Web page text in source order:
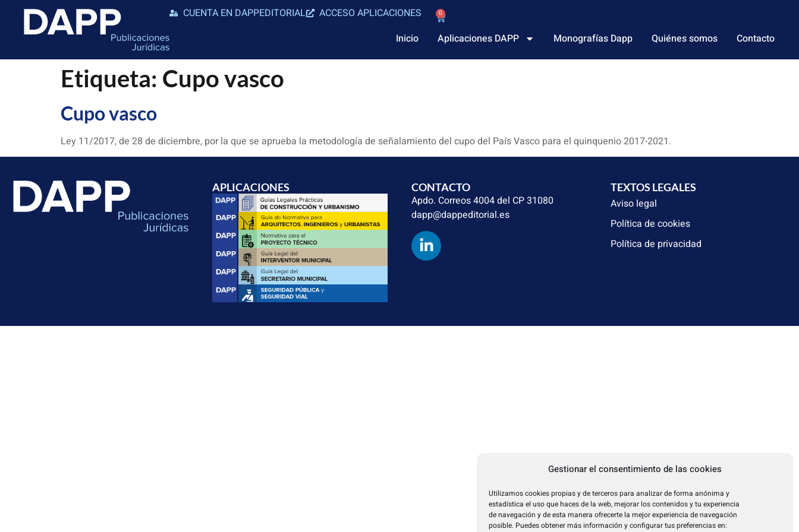
Gestionar el consentimiento de las cookies
Utilizamos cookies propias y de terceros para analizar de forma anónima y
estadística el uso que haces de la web, mejorar los contenidos y tu experiencia
de navegación y de esta manera ofrecerte la mejor experiencia de navegación
posible. Puedes obtener más información y configurar tus preferencias en:
CUENTA EN DAPPEDITORIAL ACCESO APLICACIONES 0
Inicio Aplicaciones DAPP Monografías Dapp Quiénes somos Contacto
Etiqueta: Cupo vasco
Cupo vasco
Ley 11/2017, de 28 de diciembre, por la que se aprueba la metodología de señalamiento del cupo del País Vasco para el quinquenio 2017-2021.
APLICACIONES CONTACTO
Apdo. Correos 4004 del CP 31080
dapp@dappeditorial.es
TEXTOS LEGALES
Aviso legal
Política de cookies
Política de privacidad